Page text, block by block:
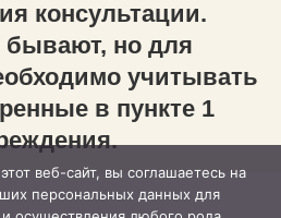
консультации.
бывают, но для
учитывать
в пункте 1
веб-сайт, вы соглашаетесь на
персональных данных для